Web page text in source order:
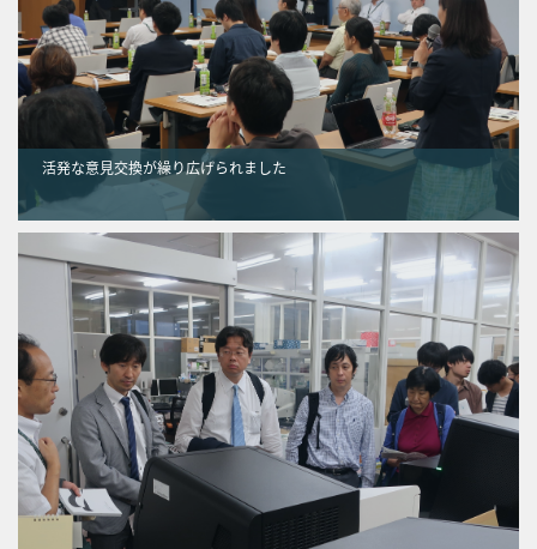
活発な意見交換が繰り広げられました